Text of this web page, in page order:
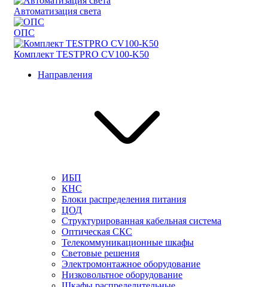
Автоматизация света
ОПС
Комплект TESTPRO CV100-K50
Направления
ИБП
КНС
Блоки распределения питания
ЦОД
Структурированная кабельная система
Оптическая СКС
Телекоммуникационные шкафы
Световые решения
Электромонтажное оборудование
Низковольтное оборудование